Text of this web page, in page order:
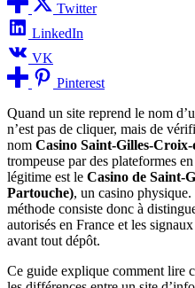
Twitter
LinkedIn
VK
Pinterest
Quand un site reprend le nom
n’est pas de cliquer, mais de
nom Casino Saint-Gilles-Croix-
trompeuse par des plateformes
légitime est le Casino de Saint-
Partouche), un casino
méthode consiste donc à
autorisés en France et les
avant tout dépôt.
Ce guide explique comment lire